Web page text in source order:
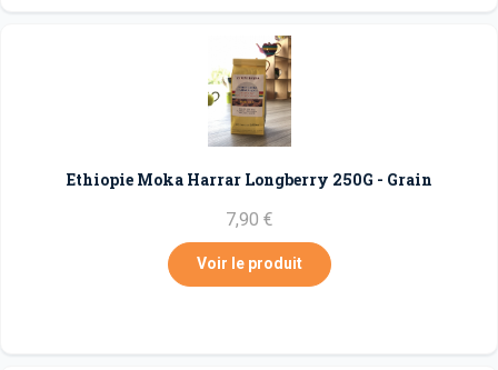
Ethiopie Moka Harrar Longberry 250G - Grain
7,90 €
Voir le produit